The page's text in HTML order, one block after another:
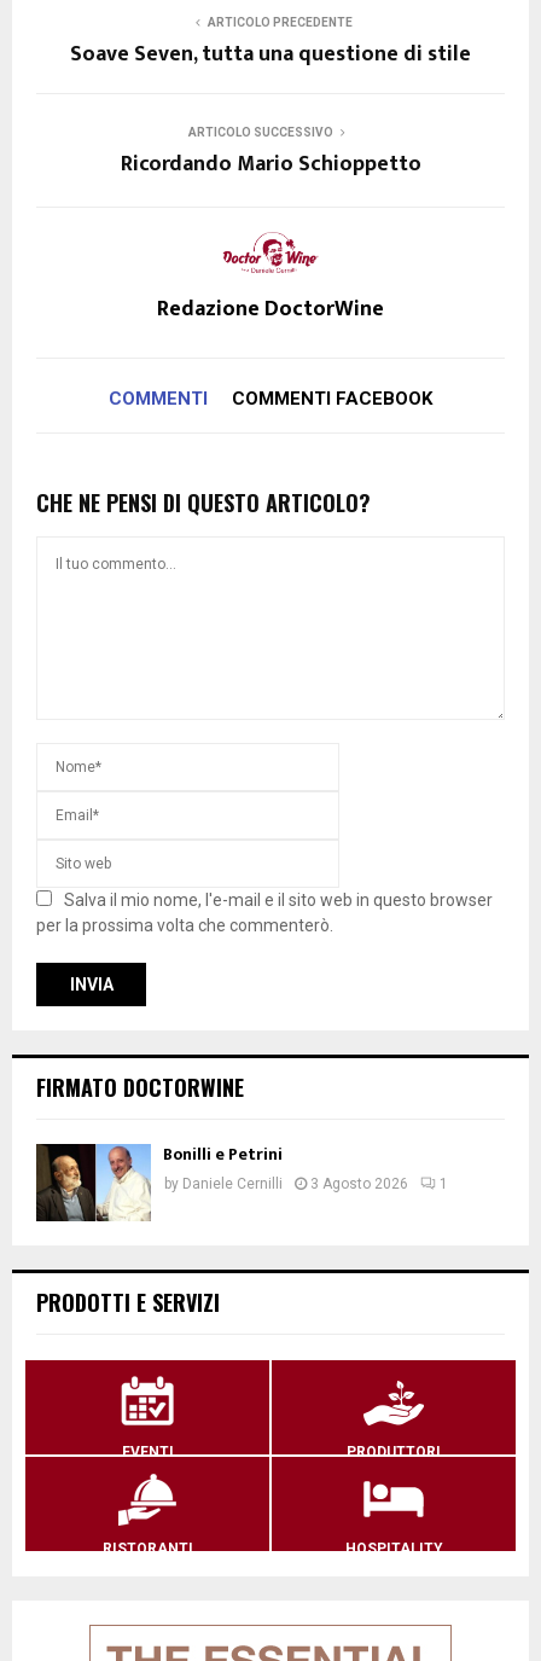
ARTICOLO PRECEDENTE
Soave Seven, tutta una questione di stile
ARTICOLO SUCCESSIVO
Ricordando Mario Schioppetto
Redazione DoctorWine
COMMENTI COMMENTI FACEBOOK
CHE NE PENSI DI QUESTO ARTICOLO?
Salva il mio nome, l'e-mail e il sito web in questo browser
per la prossima volta che commenterò.
FIRMATO DOCTORWINE
Bonilli e Petrini
by Daniele Cernilli 3 Agosto 2026 1
PRODOTTI E SERVIZI
EVENTI PRODUTTORI
RISTORANTI HOSPITALITY